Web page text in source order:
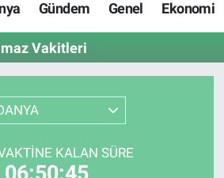
Gündem Genel Ekonomi
Vakitleri
KALAN SÜRE
06:50:45
Haritası
Durumu ve Fikstür